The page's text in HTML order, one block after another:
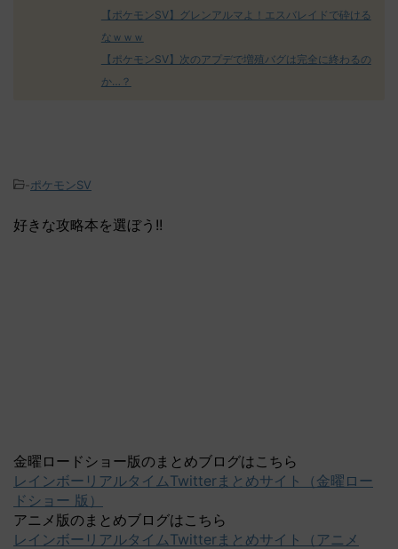
【ポケモンSV】グレンアルマよ！エスバレイドで砕ける
なｗｗｗ
【ポケモンSV】次のアプデで増殖バグは完全に終わるの
か…？
ポケモンSV
好きな攻略本を選ぼう!!
金曜ロードショー版のまとめブログはこちら
レインボーリアルタイムTwitterまとめサイト（金曜ロー
ドショー 版）
アニメ版のまとめブログはこちら
レインボーリアルタイムTwitterまとめサイト（アニメ